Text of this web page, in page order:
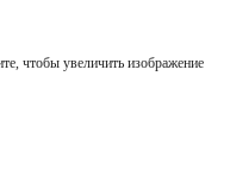
чтобы увеличить изображение